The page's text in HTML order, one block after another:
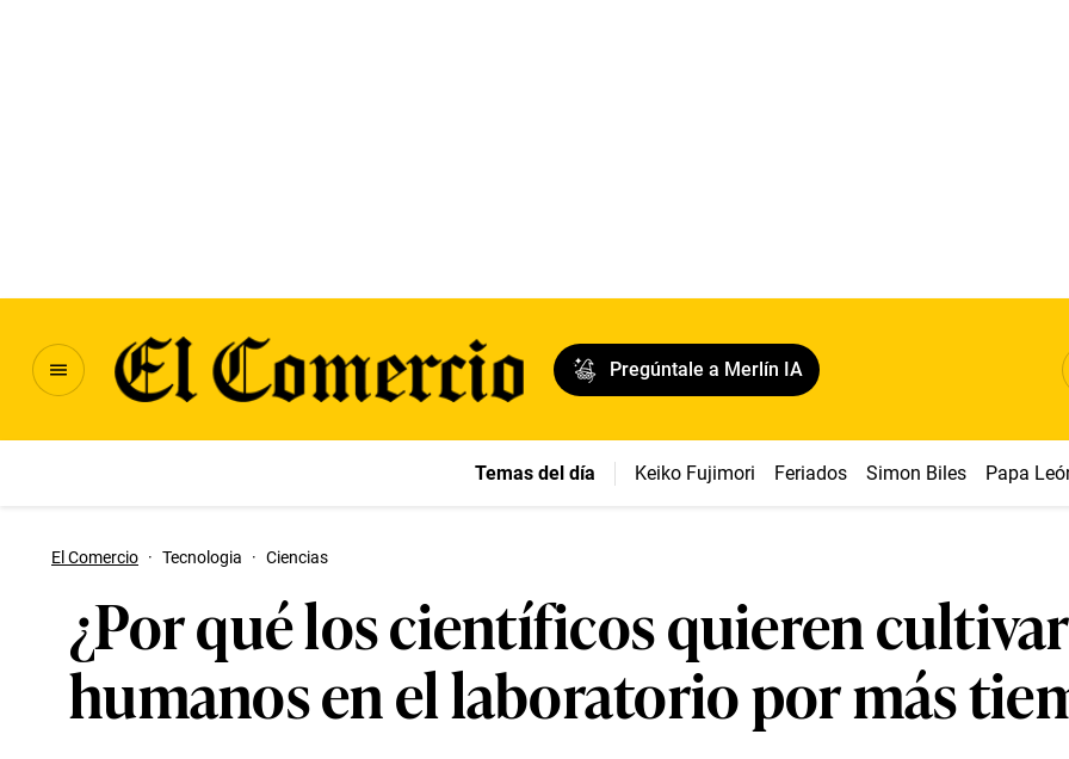
Pregúntale a Merlín IA
Temas del día Keiko Fujimori Feriados Simon Biles Papa
El Comercio · Tecnologia · Ciencias
¿Por qué los científicos quieren
humanos en el laboratorio por más